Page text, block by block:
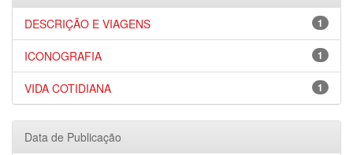
1
DESCRIÇÃO E VIAGENS
1
ICONOGRAFIA
1
VIDA COTIDIANA
Data de Publicação